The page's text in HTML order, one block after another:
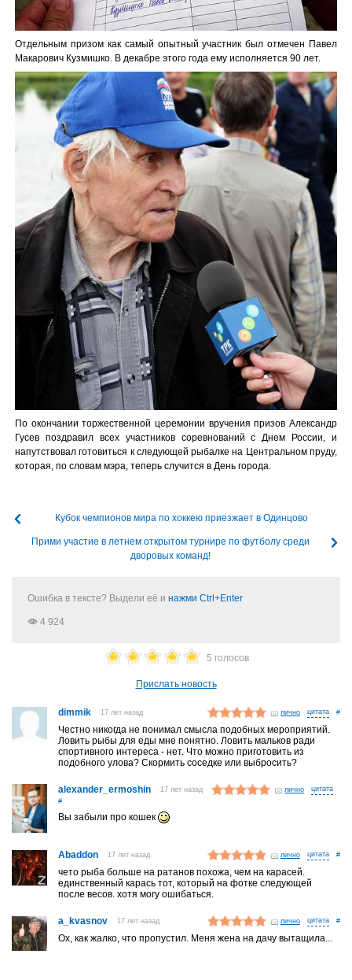
Отдельным призом как самый опытный участник был отмечен Павел
Макарович Кузмишко. В декабре этого года ему исполняется 90 лет.
По окончании торжественной церемонии вручения призов Александр
Гусев поздравил всех участников соревнований с Днем России, и
напутствовал готовиться к следующей рыбалке на Центральном пруду,
которая, по словам мэра, теперь случится в День города.
Кубок чемпионов мира по хоккею приезжает в Одинцово
Прими участие в летнем открытом турнире по футболу среди
дворовых команд!
Ошибка в тексте? Выдели её и нажми Ctrl+Enter
4 924
5 голосов
Прислать новость
dimmik 17 лет назад лично #
Честно никогда не понимал смысла подобных мероприятий.
Ловить рыбы для еды мне понятно. Ловить мальков ради
спортивного интереса - нет. Что можно приготовить из
подобного улова? Скормить соседке или выбросить?
alexander_ermoshin 17 лет назад
лично
#
Вы забыли про кошек
Abaddon 17 лет назад лично #
чето рыба больше на ратанов похожа, чем на карасей.
единственный карась тот, который на фотке следующей
после весов. хотя могу ошибаться.
a_kvasnov 17 лет назад лично #
Ох, как жалко, что пропустил. Меня жена на дачу вытащила...